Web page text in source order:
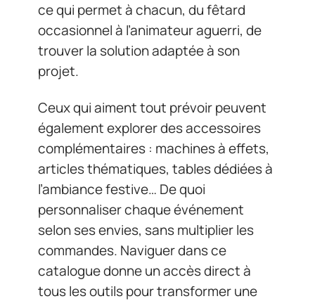
ce qui permet à chacun, du fêtard
occasionnel à l’animateur aguerri, de
trouver la solution adaptée à son
projet.
Ceux qui aiment tout prévoir peuvent
également explorer des accessoires
complémentaires : machines à effets,
articles thématiques, tables dédiées à
l’ambiance festive… De quoi
personnaliser chaque événement
selon ses envies, sans multiplier les
commandes. Naviguer dans ce
catalogue donne un accès direct à
tous les outils pour transformer une